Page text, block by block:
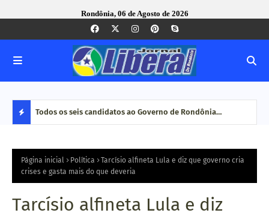
Rondônia, 06 de Agosto de 2026
S
T
foi Todos os seis candidatos ao Governo de Rondônia
Tribunal de Contas
Página inicial Política
Tarcísio alfineta Lula e diz que governo cria
crises e gasta mais do que deveria
Tarcísio alfineta Lula e diz